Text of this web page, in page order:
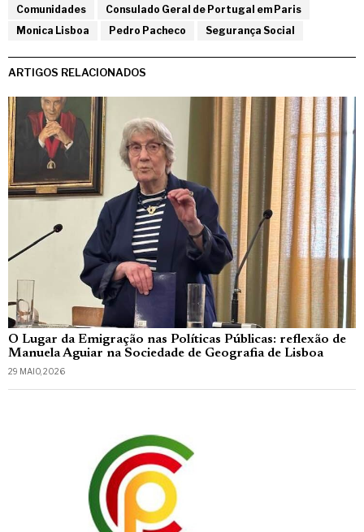
Comunidades
Consulado Geral de Portugal em Paris
Monica Lisboa
Pedro Pacheco Segurança Social
ARTIGOS RELACIONADOS
O Lugar da Emigração nas Políticas Públicas: reflexão de
Manuela Aguiar na Sociedade de Geografia de Lisboa
29 MAIO, 2026